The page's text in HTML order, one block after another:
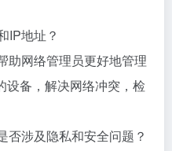
IP地址？
助网络管理员更好地管理
设备，解决网络冲突，检
否涉及隐私和安全问题？